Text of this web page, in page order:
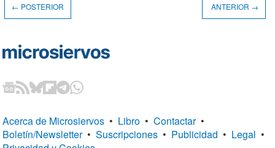
← POSTERIOR ANTERIOR →
Acerca de Microsiervos • Libro • Contactar •
Boletín/Newsletter • Suscripciones • Publicidad • Legal •